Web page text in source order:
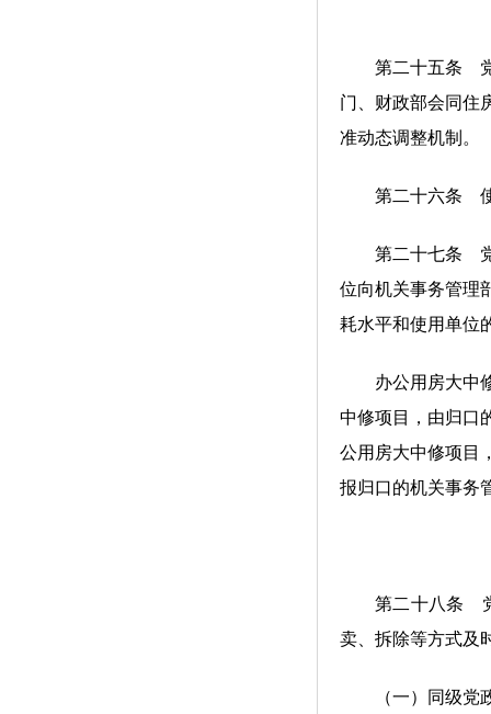
第二十五条 党政
门、财政部会同住
准动态调整机制。
第二十六条 使用
第二十七条 党政
位向机关事务管理
耗水平和使用单位
办公用房大中修
中修项目，由归口
公用房大中修项目
报归口的机关事务
第二十八条 党政
卖、拆除等方式及
（一）同级党政